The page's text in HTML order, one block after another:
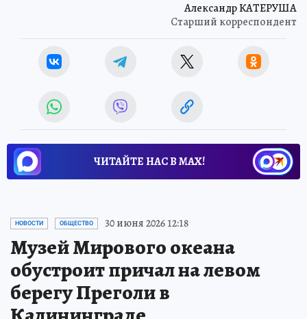
Александр КАТЕРУША
Старший корреспондент
ЧИТАЙТЕ НАС В МАХ!
НОВОСТИ ОБЩЕСТВО 30 июня 2026 12:18
Музей Мирового океана
обустроит причал на левом
берегу Преголи в